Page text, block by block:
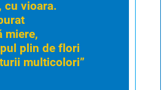
cu vioara.
miere,
plin de flori
multicolori”